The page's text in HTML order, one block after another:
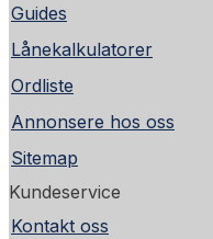
Guides
Lånekalkulatorer
Ordliste
Annonsere hos oss
Sitemap
Kundeservice
Kontakt oss